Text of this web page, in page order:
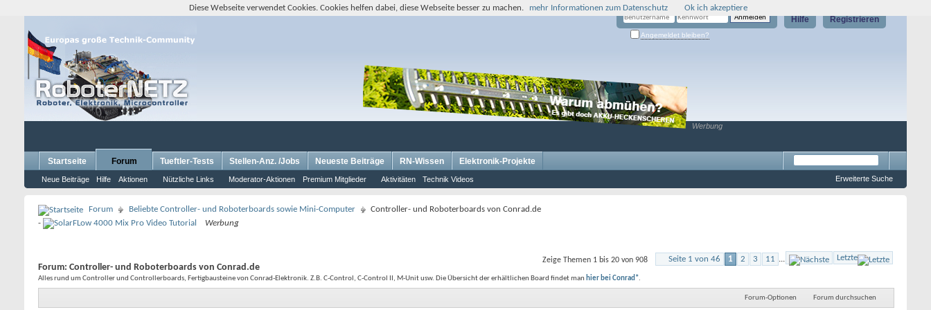
Registrieren
Hilfe
Angemeldet bleiben?
Werbung
Startseite Forum
Neue Beiträge Hilfe Aktionen Nützliche Links Moderator-Aktionen Premium Mitglieder Aktivitäten Technik Videos
Tueftler-Tests Stellen-Anz. /Jobs Neueste Beiträge RN-Wissen Elektronik-Projekte
Erweiterte Suche
Forum Beliebte Controller- und Roboterboards sowie Mini-Computer
Controller- und Roboterboards von Conrad.de
-
Werbung
Seite 1 von 46 1 2 3 11 ... Letzte
Zeige Themen 1 bis 20 von 908
Forum: Controller- und Roboterboards von Conrad.de
Alles rund um Controller und Controllerboards, Fertigbausteine von Conrad-Elektronik. Z.B. C-Control, C-Control II, M-Unit usw. Die Übersicht der erhältlichen Board findet man hier bei Conrad*.
Forum-Optionen Forum durchsuchen
Diese Webseite verwendet Cookies. Cookies helfen dabei, diese Webseite besser zu machen. mehr Informationen zum Datenschutz Ok ich akzeptiere